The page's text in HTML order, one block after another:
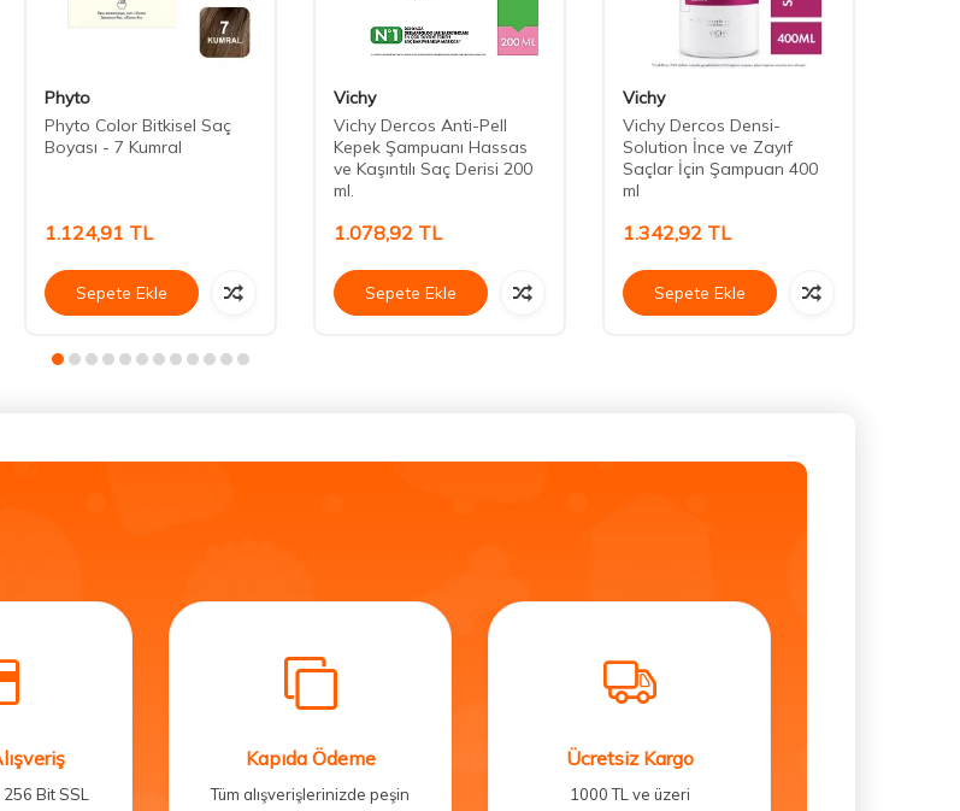
Phyto
Phyto Color Bitkisel Saç
Boyası - 7 Kumral
1.124,91 TL
Sepete Ekle
Vichy
Vichy Dercos Anti-Pell
Kepek Şampuanı Hassas
ve Kaşıntılı Saç Derisi 200
ml.
1.078,92 TL
Sepete Ekle
Vichy
Vichy Dercos Densi-
Solution İnce ve Zayıf
Saçlar İçin Şampuan 400
ml
1.342,92 TL
Sepete Ekle
Bit SSL
Kapıda Ödeme
Tüm alışverişlerinizde peşin
Ücretsiz Kargo
1000 TL ve üzeri